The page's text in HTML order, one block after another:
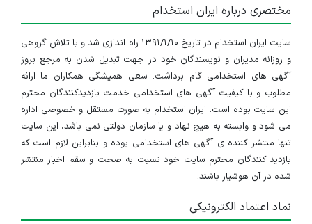
مختصری درباره ایران استخدام
سایت ایران استخدام در تاریخ ۱۳۹۱/۱/۱۰ راه اندازی شد و با تلاش گروهی
و روزانه مدیران و نویسندگان خود در جهت تبدیل شدن به مرجع بروز
آگهی های استخدامی گام برداشت. سعی همیشگی همکاران ما ارائه
مطلوب و با کیفیت آگهی های استخدامی خدمت بازدیدکنندگان محترم
این سایت بوده است. ایران استخدام به صورت مستقل و خصوصی اداره
می شود و وابسته به هیچ نهاد و یا سازمان دولتی نمی باشد، این سایت
تنها منتشر کننده ی آگهی های استخدامی بوده و بنابراین لازم است که
بازدید کنندگان محترم سایت خود نسبت به صحت و سقم اخبار منتشر
شده در آن هوشیار باشند.
نماد اعتماد الکترونیکی